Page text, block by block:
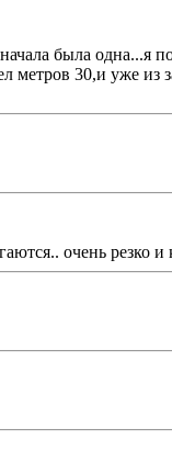
была
30,и уже из
очень резко